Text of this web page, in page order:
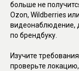
больше не
Ozon, Wildberries
видеонаблюдение,
по брендбуку.
Изучите
проверьте